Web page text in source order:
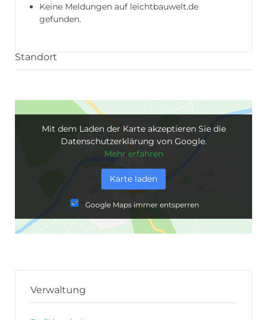
Keine Meldungen auf leichtbauwelt.de
gefunden.
Standort
Mit dem Laden der Karte akzeptieren Sie die
Datenschutzerklärung von Google.
Mehr erfahren
Karte laden
Google Maps immer entsperren
Verwaltung